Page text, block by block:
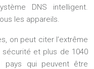
DNS intelligent.
les appareils.
on peut citer l’extrême
sécurité et plus de 1040
pays qui peuvent être